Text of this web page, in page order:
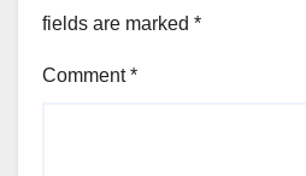
fields are marked *
Comment*